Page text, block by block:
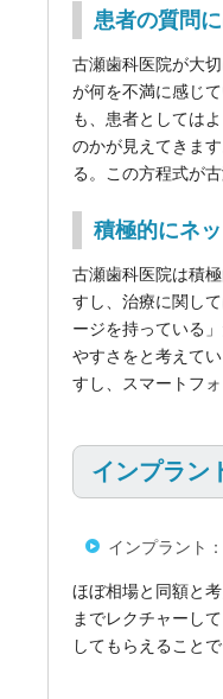
患者の質問
古瀬歯科医院が大
が何を不満に感じ
も、患者としては
のかが見えてきま
る。この方程式が
積極的にネ
古瀬歯科医院は積
すし、治療に関し
ージを持っている
やすさをと考えて
すし、スマートフ
インプラン
インプラント
ほぼ相場と同額と
までレクチャーし
してもらえることで